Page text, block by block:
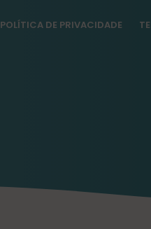
POLÍTICA DE PRIVACIDADE